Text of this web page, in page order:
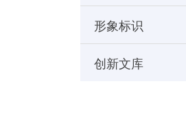
形象标识
创新文库